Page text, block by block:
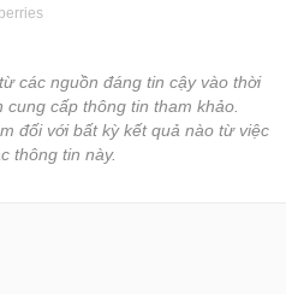
các nguồn đáng tin cậy vào thời
cấp thông tin tham khảo.
đối với bất kỳ kết quả nào từ việc
thông tin này.